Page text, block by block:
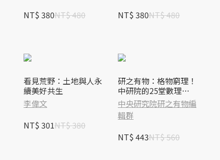
NT$ 380NT$ 480
NT$ 380NT$ 480
看見荒野：土地與人永
續美好共生
李偉文
NT$ 301NT$ 380
研之有物：格物窮理！
中研院的25堂數理科
學課
中央研究院研之有物編
輯群
NT$ 443NT$ 560